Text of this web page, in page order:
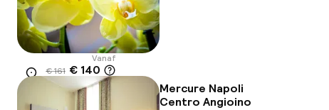
Locatie
Vanaf
€ 161 € 140
-13%
Mercure Napoli
Centro Angioino